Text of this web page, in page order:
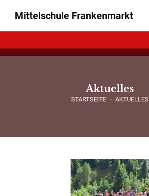
Mittelschule Frankenmarkt
Aktuelles
STARTSEITE - AKTUELLES